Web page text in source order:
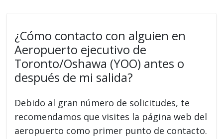
¿Cómo contacto con alguien en
Aeropuerto ejecutivo de
Toronto/Oshawa (YOO) antes o
después de mi salida?
Debido al gran número de solicitudes, te
recomendamos que visites la página web del
aeropuerto como primer punto de contacto.